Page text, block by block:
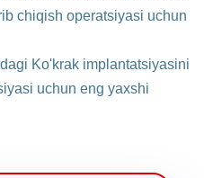
chiqish operatsiyasi uchun
Ko'krak implantatsiyasini
uchun eng yaxshi